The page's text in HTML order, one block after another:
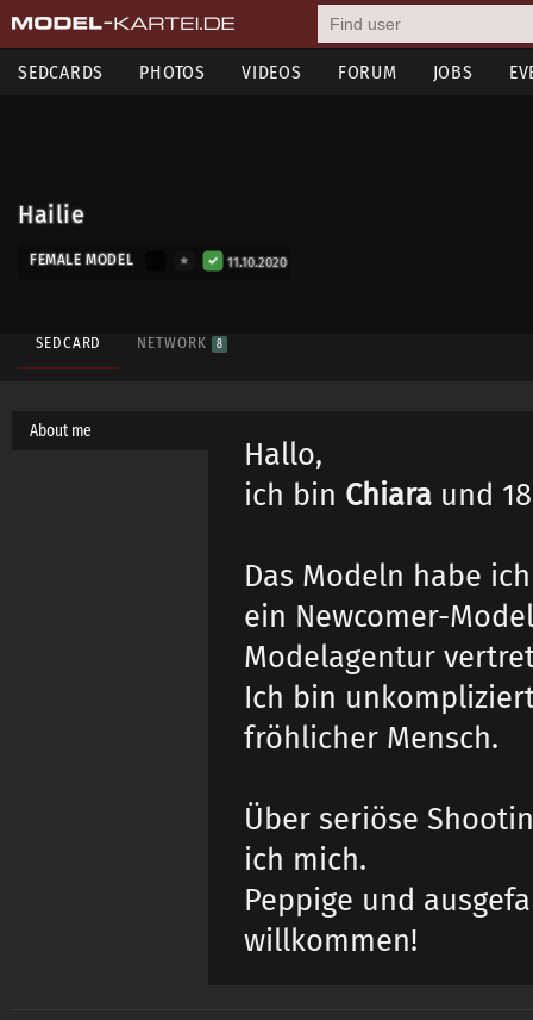
SEDCARDS PHOTOS VIDEOS FORUM JOBS
Hailie
FEMALE MODEL 11.10.2020
SEDCARD NETWORK 8
About me
Hallo,
ich bin Chiara und
Das Modeln habe
ein Newcomer-
Modelagentur
Ich bin
fröhlicher Mensch.
Über seriöse
ich mich.
Peppige und
willkommen!